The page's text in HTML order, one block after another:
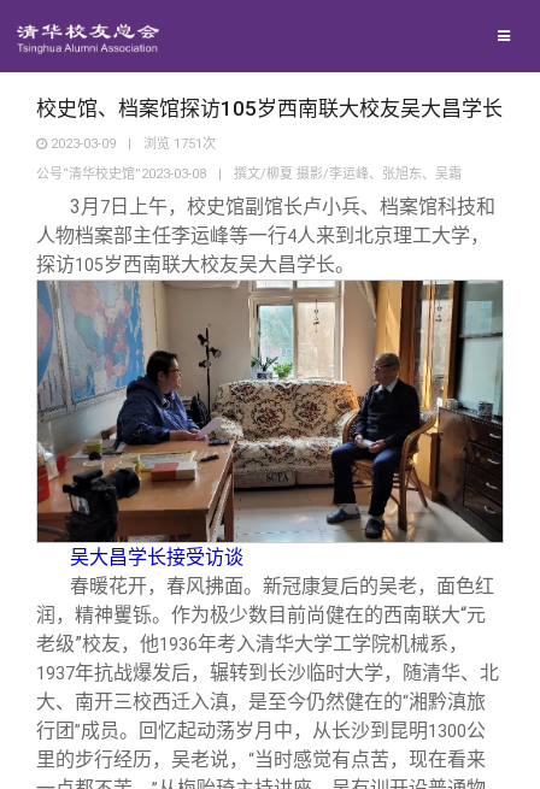
西南联大校友会
回馈母校
捐赠项目
捐赠新闻
捐赠纪事
捐赠方法
义工计划
媒体平台
《清华校友通讯》
《水木清华》
我要订阅
新媒体平台
百年清华
清华人物
清华故事
青春风采
校友文苑
校友讲坛
校友视界
校友服务
终身学习
信息化服务
三创大赛
实用信息
校友总会
总会简介
会长致辞
总会章程
理事会名单
关闭
校史馆、档案馆探访105岁西南联大校友吴大昌学长
2023-03-09 | 浏览 1751 次
公号“清华校史馆”2023-03-08
| 撰文/柳夏 摄影/李运峰、张旭东、吴霜
3月 7 日上午，校史馆副馆长卢小兵、档案馆科技和
人物档案部主任李运峰等一行4人来到北京理工大学，
探访105岁西南联大校友吴大昌学长。
吴大昌学长接受访谈
春暖花开，春风拂面。新冠康复后的吴老，面色红
润，精神矍铄。作为极少数目前尚健在的西南联大“元
老级”校友，他1936年考入清华大学工学院机械系，
1937年抗战爆发后，辗转到长沙临时大学，随清华、北
大、南开三校西迁入滇，是至今仍然健在的“湘黔滇旅
行团”成员。回忆起动荡岁月中，从长沙到昆明1300公
里的步行经历，吴老说， “当时感觉有点苦，现在看来